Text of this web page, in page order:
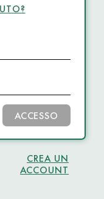
ACCESSO
CREA UN
ACCOUNT